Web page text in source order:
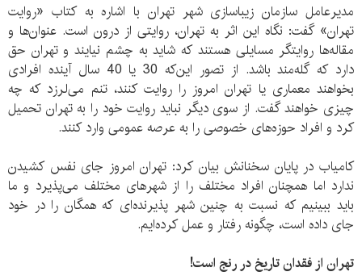
مدیرعامل سازمان زیباسازی شهر تهران با اشاره به کتاب «روایت
تهران» گفت: نگاه این اثر به تهران، روایتی از درون است. عنوان‌ها و
مقاله‌ها روایتگر مسایلی هستند که شاید به چشم نیایند و تهران حق
دارد که گله‌مند باشد. از تصور این‌که 30 یا 40 سال آینده افرادی
بخواهند معماری یا تهران امروز را روایت کنند، تنم می‌لرزد که چه
چیزی خواهند گفت. از سوی دیگر نباید روایت خود را به تهران تحمیل
کرد و افراد حوزه‌های خصوصی را به عرصه عمومی وارد کنند.
کامیاب در پایان سخنانش بیان کرد: تهران امروز جای نفس کشیدن
ندارد اما همچنان افراد مختلف را از شهرهای مختلف می‌پذیرد و ما
باید ببینیم که نسبت به چنین شهر پذیرنده‌ای که همگان را در خود
جای داده است، چگونه رفتار و عمل کرده‌ایم.
تهران از فقدان تاریخ در رنج است!